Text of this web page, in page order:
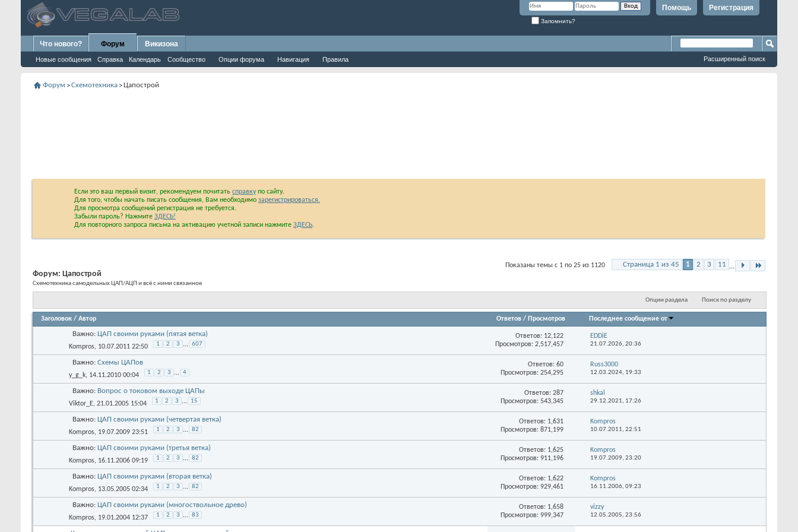
Регистрация
Помощь
Запомнить?
Что нового? Форум
Новые сообщения Справка Календарь Сообщество Опции форума Навигация Правила
Викизона
Расширенный поиск
Форум >Схемотехника >Цапострой
Если это ваш первый визит, рекомендуем почитать справкупо сайту.
Для того, чтобы начать писать сообщения, Вам необходимо зарегистрироваться.
Для просмотра сообщений регистрация не требуется.
Забыли пароль? Нажмите ЗДЕСЬ!
Для повторного запроса письма на активацию учетной записи нажмите ЗДЕСЬ.
Страница 1 из 45 1 2 3 11 ...
Показаны темы с 1 по 25 из 1120
Форум: Цапострой
Схемотехника самодельных ЦАП/АЦП и всё с ними связанное
Опции раздела Поиск по разделу
Заголовок / Автор Ответов / Просмотров Последнее сообщение от
Важно:ЦАП своими руками (пятая ветка)
Kompros, 10.07.2011 22:50 1 2 3 ... 607
Ответов: 12,122
Просмотров: 2,517,457
EDDiE
21.07.2026, 20:36
Важно:Схемы ЦАПов
y_g_k, 14.11.2010 00:04 1 2 3 ... 4
Ответов:60
Просмотров: 254,295
Russ3000
12.03.2024, 19:33
Важно:Вопрос о токовом выходе ЦАПы
Viktor_E, 21.01.2005 15:04 1 2 3 ... 15
Ответов:287
Просмотров: 543,345
shkal
29.12.2021, 17:26
Важно:ЦАП своими руками (четвертая ветка)
Kompros, 19.07.2009 23:51 1 2 3 ... 82
Ответов: 1,631
Просмотров: 871,199
Kompros
10.07.2011, 22:51
Важно:ЦАП своими руками (третья ветка)
Kompros, 16.11.2006 09:19 1 2 3 ... 82
Ответов: 1,625
Просмотров: 911,196
Kompros
19.07.2009, 23:20
Важно:ЦАП своими руками (вторая ветка)
Kompros, 13.05.2005 02:34 1 2 3 ... 82
Ответов: 1,622
Просмотров: 929,461
Kompros
16.11.2006, 09:23
Важно:ЦАП своими руками (многоствольное древо)
Kompros, 19.01.2004 12:37 1 2 3 ... 83
Ответов: 1,658
Просмотров: 999,347
vizzy
12.05.2005, 23:56